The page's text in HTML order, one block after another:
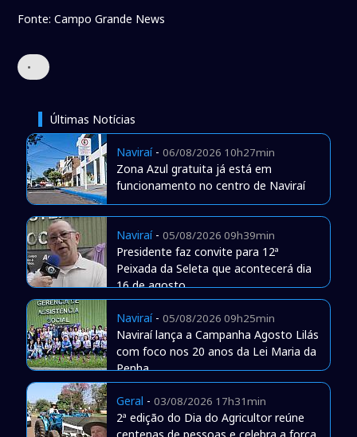
Fonte: Campo Grande News
•
Últimas Notícias
Naviraí- 06/08/2026 10h27min
Zona Azul gratuita já está em
funcionamento no centro de Naviraí
Naviraí- 05/08/2026 09h39min
Presidente faz convite para 12ª
Peixada da Seleta que acontecerá dia
16 de agosto
Naviraí- 05/08/2026 09h25min
Naviraí lança a Campanha Agosto Lilás
com foco nos 20 anos da Lei Maria da
Penha
Geral - 03/08/2026 17h31min
2ª edição do Dia do Agricultor reúne